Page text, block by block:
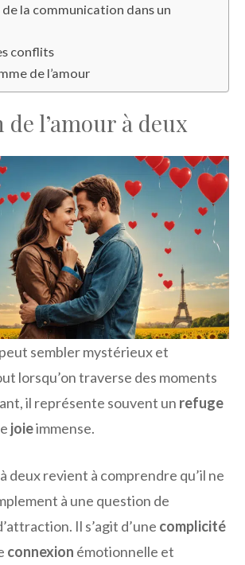
de la communication dans un
conflits
de l’amour
l’amour à deux
peut sembler mystérieux et
lorsqu’on traverse des moments
il représente souvent un refuge
joieimmense.
deux revient à comprendre qu’il ne
à une question de
Il s’agit d’une complicité
connexion émotionnelle et